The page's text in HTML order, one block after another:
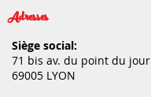
Adresses
Siège social:
71 bis av. du point du jour
69005 LYON